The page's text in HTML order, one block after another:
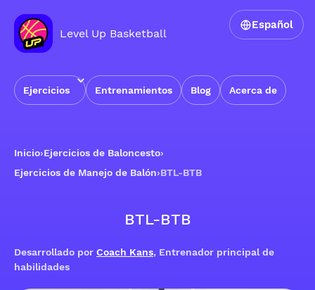
Level Up Basketball
Ejercicios Entrenamientos Blog Acerca de
Español
Inicio›Ejercicios de Baloncesto›
Ejercicios de Manejo de Balón›BTL-BTB
BTL-BTB
Desarrollado por Coach Kans, Entrenador principal de
habilidades